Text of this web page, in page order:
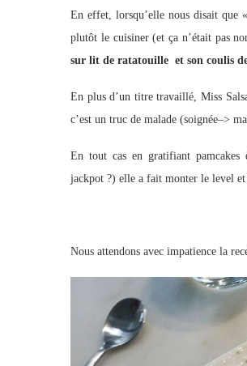
En effet, lorsqu’elle nous disait que
plutôt le cuisiner (et ça n’était pas
sur lit de ratatouille et son coulis
En plus d’un titre travaillé, Miss
c’est un truc de malade (soignée–>
En tout cas en gratifiant pamcakes
jackpot ?) elle a fait monter le level
Nous attendons avec impatience la